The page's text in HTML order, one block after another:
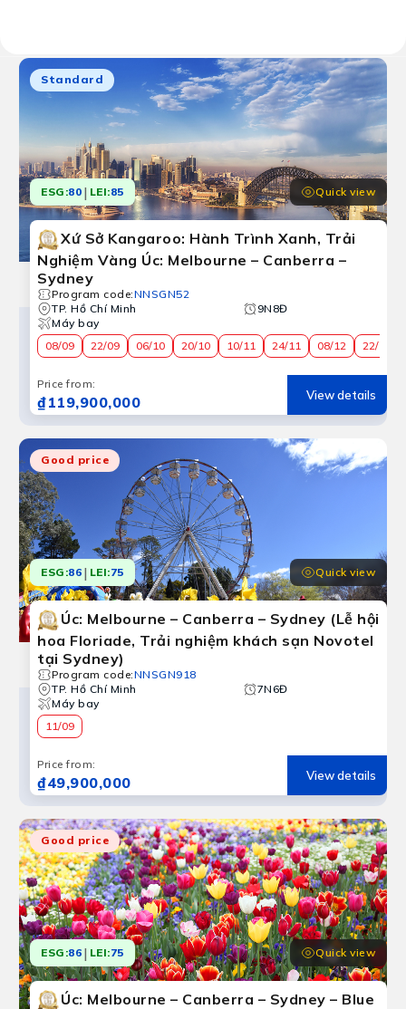
Standard
ESG:80 | LEI:85 Quick view
Xứ Sở Kangaroo: Hành Trình Xanh, Trải
Nghiệm Vàng Úc: Melbourne – Canberra –
Sydney
Program code:NNSGN52
TP. Hồ Chí Minh
9N8Đ
Máy bay
08/09
22/09 06/10 20/10 10/11 24/11 08/12 22/12
Price from:
₫119,900,000 View details
Good price
ESG:86 | LEI:75 Quick view
Úc: Melbourne – Canberra – Sydney (Lễ hội
hoa Floriade, Trải nghiệm khách sạn Novotel
tại Sydney)
Program code:NNSGN918
TP. Hồ Chí Minh
7N6Đ
Máy bay
11/09
Price from:
₫49,900,000 View details
Good price
ESG:86 | LEI:75 Quick view
Úc: Melbourne – Canberra – Sydney – Blue